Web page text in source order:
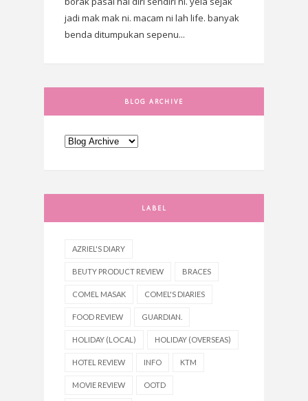
jadi mak mak ni. macam ni lah life. banyak
benda ditumpukan sepenu...
BLOG ARCHIVE
LABEL
AZRIEL'S DIARY
BEUTY PRODUCT REVIEW BRACES
COMEL MASAK COMEL'S DIARIES
FOOD REVIEW GUARDIAN.
HOLIDAY (LOCAL) HOLIDAY (OVERSEAS)
HOTEL REVIEW INFO KTM
MOVIE REVIEW OOTD